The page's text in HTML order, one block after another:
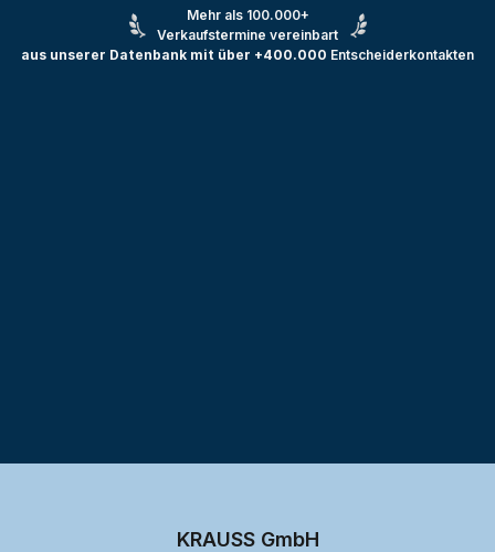
Mehr als 100.000+
Verkaufstermine vereinbart
aus unserer Datenbank mit über +400.000 Entscheiderkontakten
KRAUSS GmbH